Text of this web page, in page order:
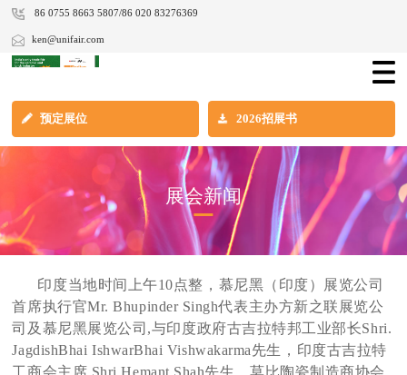
86 0755 8663 5807/86 020 83276369
ken@unifair.com
预定展位 2026招展书
展会新闻
印度当地时间上午10点整，慕尼黑（印度）展览公司
首席执行官Mr. Bhupinder Singh代表主办方新之联展览公
司及慕尼黑展览公司,与印度政府古吉拉特邦工业部长Shri.
JagdishBhai IshwarBhai Vishwakarma先生，印度古吉拉特
工商会主席 Shri Hemant Shah先生，莫比陶瓷制造商协会